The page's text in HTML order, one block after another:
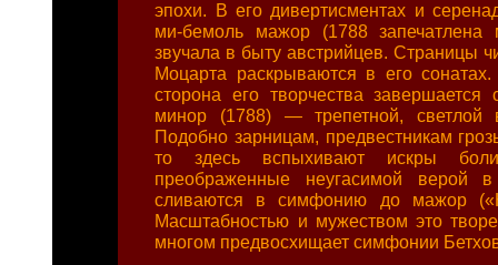
эпохи. В его дивертисментах и
ми-бемоль мажор (1788 запечатлена
звучала в быту австрийцев. Страницы
Моцарта раскрываются в его
сторона его творчества
минор (1788) — трепетной, светлой
Подобно зарницам, предвестникам
то здесь вспыхивают искры
преображенные неугасимой верой
сливаются в симфонию до мажор
Масштабностью и мужеством это
многом предвосхищает симфонии